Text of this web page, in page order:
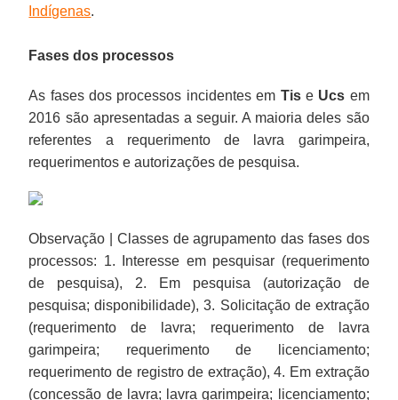
Indígenas.
Fases dos processos
As fases dos processos incidentes em Tise Ucs em
2016 são apresentadas a seguir. A maioria deles são
referentes a requerimento de lavra garimpeira,
requerimentos e autorizações de pesquisa.
Observação | Classes de agrupamento das fases dos
processos: 1. Interesse em pesquisar (requerimento
de pesquisa), 2. Em pesquisa (autorização de
pesquisa; disponibilidade), 3. Solicitação de extração
(requerimento de lavra; requerimento de lavra
garimpeira; requerimento de licenciamento;
requerimento de registro de extração), 4. Em extração
(concessão de lavra; lavra garimpeira; licenciamento;